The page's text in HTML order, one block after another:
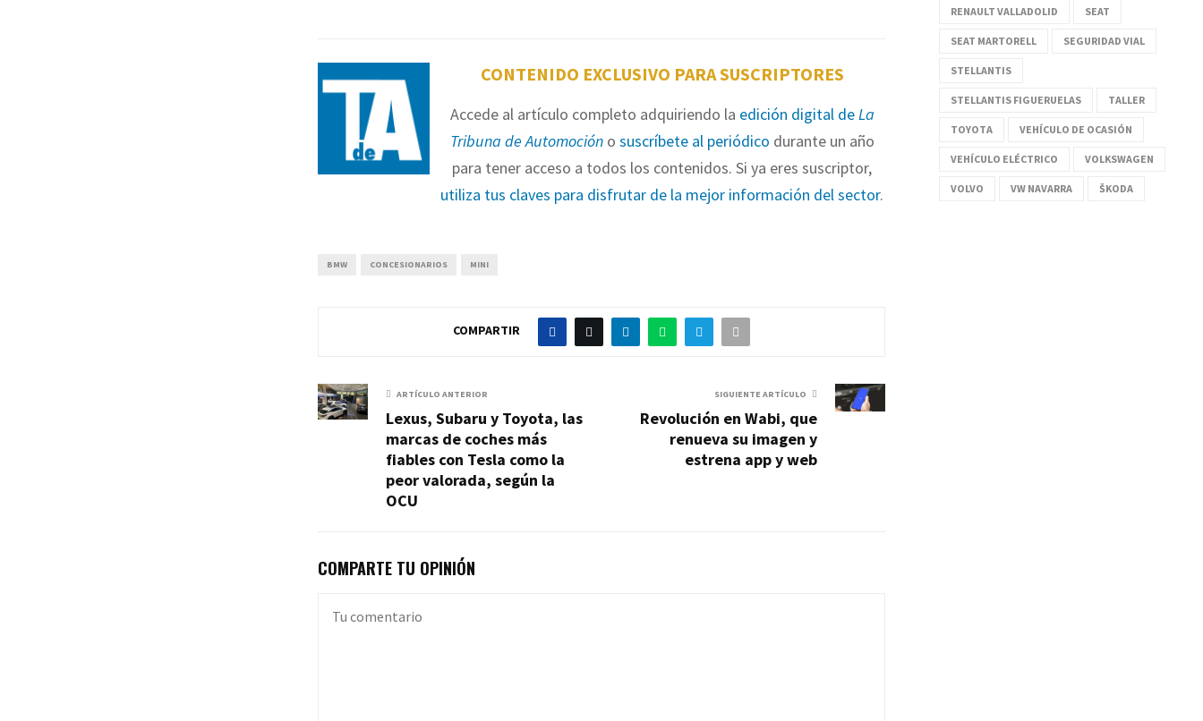
CONTENIDO EXCLUSIVO PARA SUSCRIPTORES
Accede al artículo completo adquiriendo la edición digital deLa
Tribuna de Automocióno suscríbete al periódico durante un año
para tener acceso a todos los contenidos. Si ya eres suscriptor,
utiliza tus claves para disfrutar de la mejor información del sector.
BMW CONCESIONARIOS MINI
COMPARTIR
ARTÍCULO ANTERIOR
Lexus, Subaru y Toyota, las
marcas de coches más
fiables con Tesla como la
peor valorada, según la
OCU
SIGUIENTE ARTÍCULO
Revolución en Wabi, que
renueva su imagen y
estrena app y web
COMPARTE TU OPINIÓN
RENAULT VALLADOLID SEAT
SEAT MARTORELL SEGURIDAD VIAL
STELLANTIS
STELLANTIS FIGUERUELAS TALLER
TOYOTA VEHÍCULO DE OCASIÓN
VEHÍCULO ELÉCTRICO VOLKSWAGEN
VOLVO VW NAVARRA ŠKODA